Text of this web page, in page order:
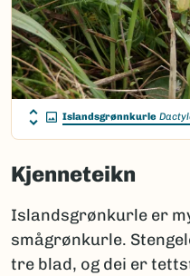
Islandsgrønnkurle
Kjenneteikn
Islandsgrønkurle er
smågrønkurle.
tre blad, og dei er